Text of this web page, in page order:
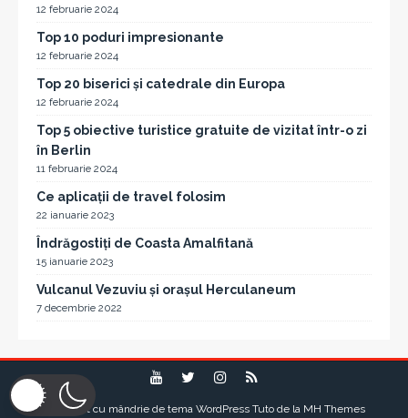
12 februarie 2024
Top 10 poduri impresionante
12 februarie 2024
Top 20 biserici și catedrale din Europa
12 februarie 2024
Top 5 obiective turistice gratuite de vizitat într-o zi
în Berlin
11 februarie 2024
Ce aplicații de travel folosim
22 ianuarie 2023
Îndrăgostiți de Coasta Amalfitană
15 ianuarie 2023
Vulcanul Vezuviu și orașul Herculaneum
7 decembrie 2022
Propulsat cu mândrie de tema WordPress Tuto de la MH Themes